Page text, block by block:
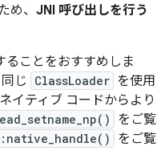
め、 JNI 呼び出しを行う
ることをおすすめしま
じ ClassLoader を使用
イティブ コードからより
をご覧
をご覧